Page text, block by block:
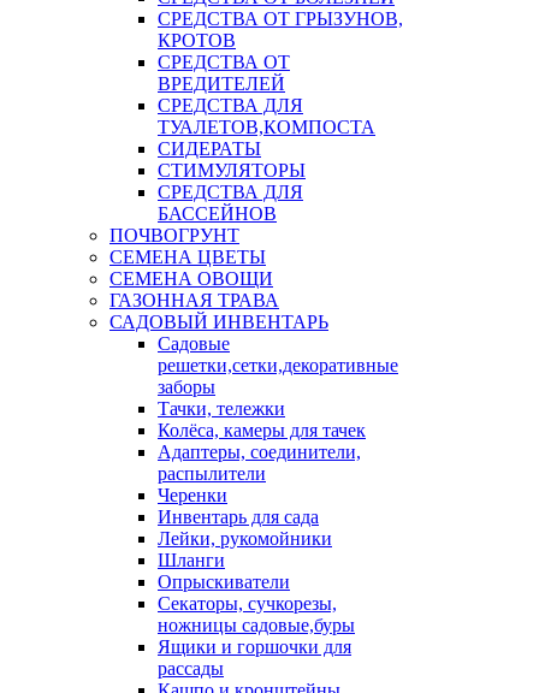
СРЕДСТВА ОТ ГРЫЗУНОВ,
КРОТОВ
СРЕДСТВА ОТ
ВРЕДИТЕЛЕЙ
СРЕДСТВА ДЛЯ
ТУАЛЕТОВ,КОМПОСТА
СИДЕРАТЫ
СТИМУЛЯТОРЫ
СРЕДСТВА ДЛЯ
БАССЕЙНОВ
ПОЧВОГРУНТ
СЕМЕНА ЦВЕТЫ
СЕМЕНА ОВОЩИ
ГАЗОННАЯ ТРАВА
САДОВЫЙ ИНВЕНТАРЬ
Садовые
решетки,сетки,декоративные
заборы
Тачки, тележки
Колёса, камеры для тачек
Адаптеры, соединители,
распылители
Черенки
Инвентарь для сада
Лейки, рукомойники
Шланги
Опрыскиватели
Секаторы, сучкорезы,
ножницы садовые,буры
Ящики и горшочки для
рассады